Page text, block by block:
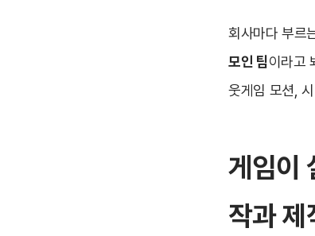
회사마다 부르
모인 팀이라고
웃게임 모션,
게임이
작과 제